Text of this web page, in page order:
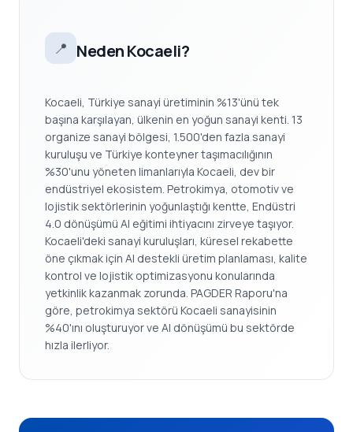
📍 Neden Kocaeli?
Kocaeli, Türkiye sanayi üretiminin %13'ünü tek
başına karşılayan, ülkenin en yoğun sanayi kenti. 13
organize sanayi bölgesi, 1.500'den fazla sanayi
kuruluşu ve Türkiye konteyner taşımacılığının
%30'unu yöneten limanlarıyla Kocaeli, dev bir
endüstriyel ekosistem. Petrokimya, otomotiv ve
lojistik sektörlerinin yoğunlaştığı kentte, Endüstri
4.0 dönüşümü AI eğitimi ihtiyacını zirveye taşıyor.
Kocaeli'deki sanayi kuruluşları, küresel rekabette
öne çıkmak için AI destekli üretim planlaması, kalite
kontrol ve lojistik optimizasyonu konularında
yetkinlik kazanmak zorunda. PAGDER Raporu'na
göre, petrokimya sektörü Kocaeli sanayisinin
%40'ını oluşturuyor ve AI dönüşümü bu sektörde
hızla ilerliyor.